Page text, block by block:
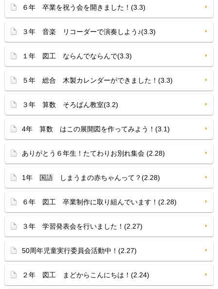
６年 卒業を祝う会を開きました！(3.3)
３年 音楽 リコーダーで演奏しよう♪(3.3)
１年 図工 ならんでならんで(3.3)
５年 総合 木製カレンダーができました！(3.3)
３年 算数 そろばん教室(3.2)
4年 算数 はこの展開図を作ってみよう！(3.1)
ありがとう６年生！たてわりお別れ集会 (2.28)
1年 国語 しまうまの赤ちゃんって？(2.28)
６年 図工 卒業制作に取り組んでいます！(2.28)
３年 学習発表会を行いました！(2.27)
50周年児童実行委員会活動中！(2.27)
２年 図工 まどからこんにちは！(2.24)